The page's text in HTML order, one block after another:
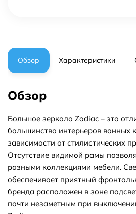
Обзор Характеристики
Обзор
Большое зеркало Zodiac – это
большинства интерьеров ванных
зависимости от стилистических
Отсутствие видимой рамы
разными коллекциями мебели.
обеспечивает приятный
бренда расположен в зоне
почти незаметным при